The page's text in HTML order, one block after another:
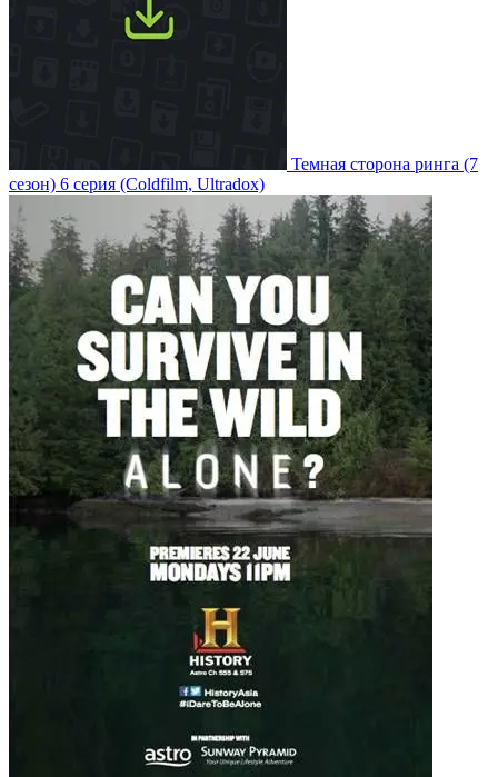
Темная сторона ринга (7
сезон) 6 серия (Coldfilm, Ultradox)